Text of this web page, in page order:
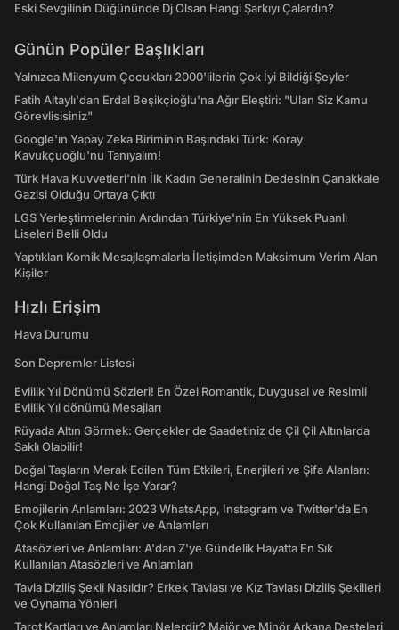
Eski Sevgilinin Düğününde Dj Olsan Hangi Şarkıyı Çalardın?
Günün Popüler Başlıkları
Yalnızca Milenyum Çocukları 2000'lilerin Çok İyi Bildiği Şeyler
Fatih Altaylı'dan Erdal Beşikçioğlu'na Ağır Eleştiri: "Ulan Siz Kamu
Görevlisisiniz"
Google'ın Yapay Zeka Biriminin Başındaki Türk: Koray
Kavukçuoğlu'nu Tanıyalım!
Türk Hava Kuvvetleri'nin İlk Kadın Generalinin Dedesinin Çanakkale
Gazisi Olduğu Ortaya Çıktı
LGS Yerleştirmelerinin Ardından Türkiye'nin En Yüksek Puanlı
Liseleri Belli Oldu
Yaptıkları Komik Mesajlaşmalarla İletişimden Maksimum Verim Alan
Kişiler
Hızlı Erişim
Hava Durumu
Son Depremler Listesi
Evlilik Yıl Dönümü Sözleri! En Özel Romantik, Duygusal ve Resimli
Evlilik Yıl dönümü Mesajları
Rüyada Altın Görmek: Gerçekler de Saadetiniz de Çil Çil Altınlarda
Saklı Olabilir!
Doğal Taşların Merak Edilen Tüm Etkileri, Enerjileri ve Şifa Alanları:
Hangi Doğal Taş Ne İşe Yarar?
Emojilerin Anlamları: 2023 WhatsApp, Instagram ve Twitter'da En
Çok Kullanılan Emojiler ve Anlamları
Atasözleri ve Anlamları: A'dan Z'ye Gündelik Hayatta En Sık
Kullanılan Atasözleri ve Anlamları
Tavla Diziliş Şekli Nasıldır? Erkek Tavlası ve Kız Tavlası Diziliş Şekilleri
ve Oynama Yönleri
Tarot Kartları ve Anlamları Nelerdir? Majör ve Minör Arkana Desteleri